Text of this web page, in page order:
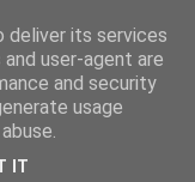
deliver its services
user-agent are
and security
usage
IT